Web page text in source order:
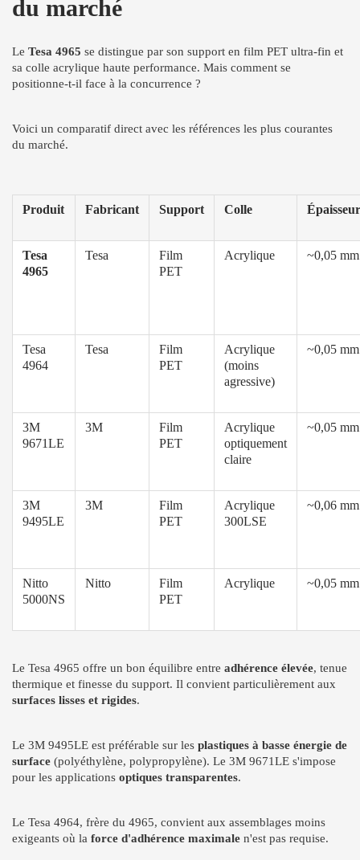
du marché
Le Tesa 4965 se distingue par son support en film PET ultra-fin et
sa colle acrylique haute performance. Mais comment se
positionne-t-il face à la concurrence ?
Voici un comparatif direct avec les références les plus courantes
du marché.
Produit Fabricant Support Colle Épaisseur
Tesa
4965
Tesa
Film
PET
Acrylique ~0,05 mm
Tesa
4964
Tesa
Film
PET
Acrylique
(moins
agressive)
~0,05 mm
3M
9671LE
3M
Film
PET
Acrylique
optiquement
claire
~0,05 mm
3M
9495LE
3M
Film
PET
Acrylique
300LSE
~0,06 mm
Nitto
5000NS
Nitto
Film
PET
Acrylique ~0,05 mm
Le Tesa 4965 offre un bon équilibre entre adhérence élevée, tenue
thermique et finesse du support. Il convient particulièrement aux
surfaces lisses et rigides.
Le 3M 9495LE est préférable sur les plastiques à basse énergie de
surface (polyéthylène, polypropylène). Le 3M 9671LE s'impose
pour les applications optiques transparentes.
Le Tesa 4964, frère du 4965, convient aux assemblages moins
exigeants où la force d'adhérence maximale n'est pas requise.